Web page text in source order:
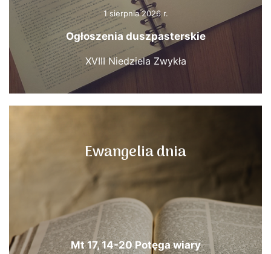
1 sierpnia 2026 r.
Ogłoszenia duszpasterskie
XVIII Niedziela Zwykła
Ewangelia dnia
Mt 17, 14-20 Potęga wiary